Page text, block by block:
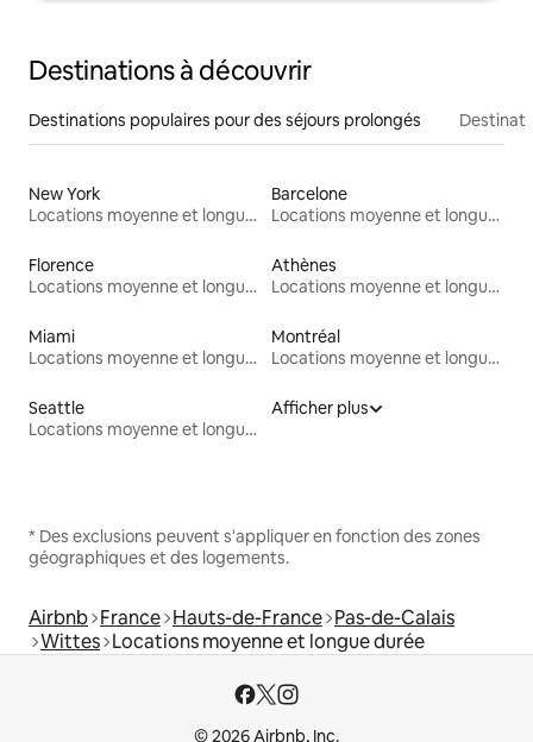
Destinations à découvrir
Destinations populaires pour des séjours prolongés
New York
Locations moyenne et longue durée
Barcelone
Locations moyenne et longue durée
Florence
Locations moyenne et longue durée
Athènes
Locations moyenne et longue durée
Miami
Locations moyenne et longue durée
Montréal
Locations moyenne et longue durée
Seattle
Locations moyenne et longue durée
Afficher plus
* Des exclusions peuvent s'appliquer en fonction des zones
géographiques et des logements.
Airbnb France Hauts-de-France Pas-de-Calais
Wittes Locations moyenne et longue durée
© 2026 Airbnb, Inc.